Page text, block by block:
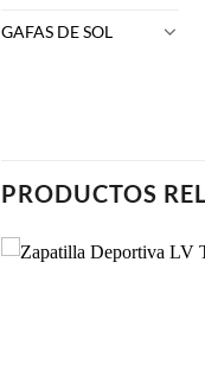
GAFAS DE SOL
PRODUCTOS